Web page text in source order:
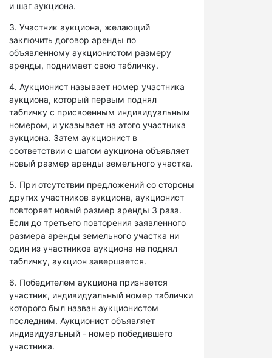
и шаг аукциона.
3. Участник аукциона, желающий
заключить договор аренды по
объявленному аукционистом размеру
аренды, поднимает свою табличку.
4. Аукционист называет номер участника
аукциона, который первым поднял
табличку с присвоенным индивидуальным
номером, и указывает на этого участника
аукциона. Затем аукционист в
соответствии с шагом аукциона объявляет
новый размер аренды земельного участка.
5. При отсутствии предложений со стороны
других участников аукциона, аукционист
повторяет новый размер аренды 3 раза.
Если до третьего повторения заявленного
размера аренды земельного участка ни
один из участников аукциона не поднял
табличку, аукцион завершается.
6. Победителем аукциона признается
участник, индивидуальный номер таблички
которого был назван аукционистом
последним. Аукционист объявляет
индивидуальный - номер победившего
участника.